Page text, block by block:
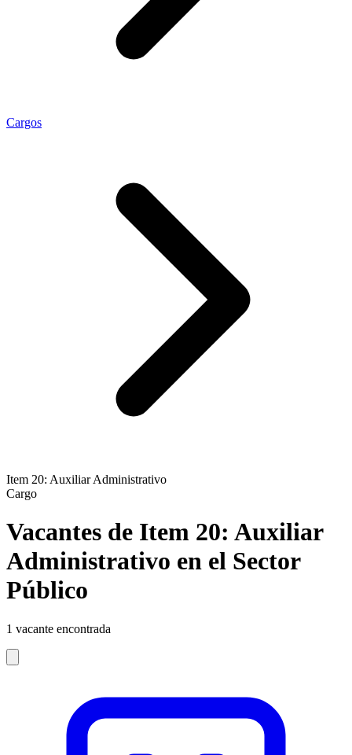
Cargos
Item 20: Auxiliar Administrativo
Cargo
Vacantes de Item 20: Auxiliar
Administrativo en el Sector
Público
1 vacante encontrada